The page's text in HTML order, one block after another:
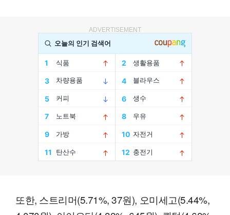
ADVERTISEMENT
또한, 스트리머(5.71%, 37원), 오미세고(5.44%,